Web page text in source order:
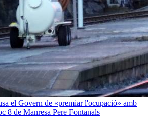
el Govern de «premiar l'ocupació» amb
8 de Manresa Pere Fontanals